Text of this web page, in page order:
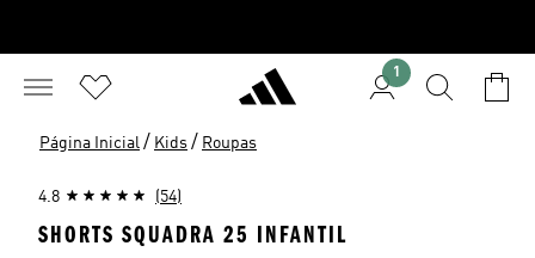
1
Página Inicial / Kids / Roupas
4.8 (54)
SHORTS SQUADRA 25 INFANTIL